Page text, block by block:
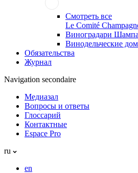
Смотреть все
Le Comité
Виноградари
Винодельческие
Обязательства
Журнал
Navigation secondaire
Медиазал
Вопросы и ответы
Глоссарий
Контактные
Espace Pro
ru
en